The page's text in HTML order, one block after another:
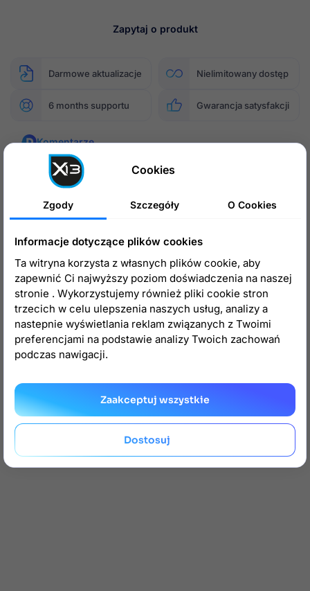
Zapytaj o produkt
Darmowe aktualizacje Nielimitowany dostęp
6 months supportu Gwarancja satysfakcji
Komentarze
Komentarze
Cookies
Zgody Szczegóły O Cookies
Informacje dotyczące plików cookies
Ta witryna korzysta z własnych plików cookie, aby
zapewnić Ci najwyższy poziom doświadczenia na naszej
stronie . Wykorzystujemy również pliki cookie stron
trzecich w celu ulepszenia naszych usług, analizy a
nastepnie wyświetlania reklam związanych z Twoimi
preferencjami na podstawie analizy Twoich zachowań
podczas nawigacji.
Dostosuj
Zaakceptuj wszystkie